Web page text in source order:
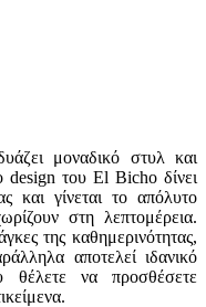
μοναδικό στυλ και
design του El Bicho δίνει
και γίνεται το απόλυτο
στη λεπτομέρεια.
της καθημερινότητας,
αποτελεί ιδανικό
να προσθέσετε